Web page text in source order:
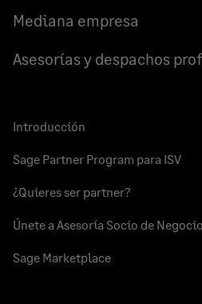
Mediana empresa
Asesorías y despachos
Introducción
Sage Partner Program para ISV
¿Quieres ser partner?
Únete a Asesoría Socio de Negocio
Sage Marketplace